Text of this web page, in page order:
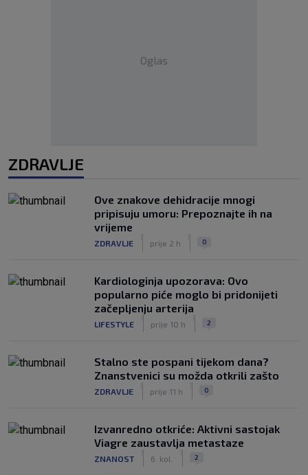
Oglas
ZDRAVLJE
Ove znakove dehidracije mnogi
pripisuju umoru: Prepoznajte ih na
vrijeme
ZDRAVLJE prije 2 h 0
Kardiologinja upozorava: Ovo
popularno piće moglo bi pridonijeti
začepljenju arterija
LIFESTYLE prije 10 h 2
Stalno ste pospani tijekom dana?
Znanstvenici su možda otkrili zašto
ZDRAVLJE prije 11 h 0
Izvanredno otkriće: Aktivni sastojak
Viagre zaustavlja metastaze
ZNANOST 6. kol. 2